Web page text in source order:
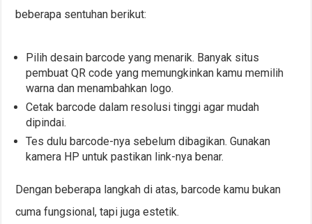
beberapa sentuhan berikut:
Pilih desain barcode yang menarik. Banyak situs
pembuat QR code yang memungkinkan kamu memilih
warna dan menambahkan logo.
Cetak barcode dalam resolusi tinggi agar mudah
dipindai.
Tes dulu barcode-nya sebelum dibagikan. Gunakan
kamera HP untuk pastikan link-nya benar.
Dengan beberapa langkah di atas, barcode kamu bukan
cuma fungsional, tapi juga estetik.